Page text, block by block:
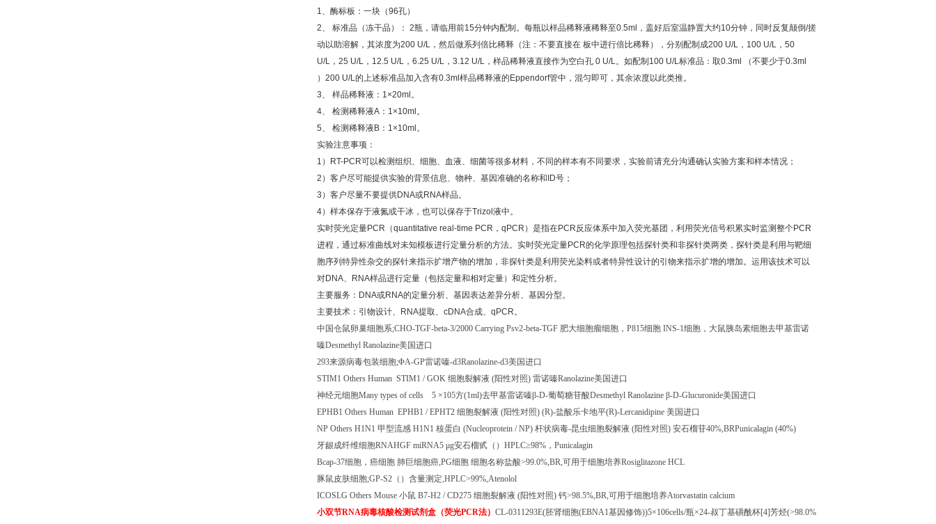
1、酶标板：一块（96孔）
2、 标准品（冻干品）： 2瓶，请临用前15分钟内配制。每瓶以样品稀释液稀释至0.5ml ，盖好后室温静置大约10分钟，同时反复颠倒/搓
动以助溶解，其浓度为200 U/L ，然后做系列倍比稀释（注：不要直接在 板中进行倍比稀释），分别配制成200 U/L ， 100 U/L ， 50
U/L ， 25 U/L ， 12.5 U/L ， 6.25 U/L ， 3.12 U/L ，样品稀释液直接作为空白孔 0 U/L。如配制 100 U/L标准品：取0.3ml （不要少于0.3ml
） 200 U/L的上述标准品加入含有0.3ml 样品稀释液的 Eppendorf管中，混匀即可，其余浓度以此类推。
3、 样品稀释液： 1×20ml 。
4、 检测稀释液A ： 1×10ml 。
5、 检测稀释液 B ： 1×10ml 。
实验注意事项：
1 ） RT-PCR可以检测组织、细胞、血液、细菌等很多材料，不同的样本有不同要求，实验前请充分沟通确认实验方案和样本情况；
2 ）客户尽可能提供实验的背景信息、物种、基因准确的名称和 ID号；
3 ）客户尽量不要提供DNA或RNA样品。
4）样本保存于液氮或干冰，也可以保存于Trizol 液中。
实时荧光定量PCR （quantitative real-time PCR ， qPCR ）是指在PCR反应体系中加入荧光基团，利用荧光信号积累实时监测整个PCR
进程，通过标准曲线对未知模板进行定量分析的方法。实时荧光定量PCR的化学原理包括探针类和非探针类两类，探针类是利用与靶细
胞序列特异性杂交的探针来指示扩增产物的增加，非探针类是利用荧光染料或者特异性设计的引物来指示扩增的增加。运用该技术可以
对DNA、 RNA样品进行定量（包括定量和相对定量）和定性分析。
主要服务： DNA或RNA的定量分析、基因表达差异分析、基因分型。
主要技术：引物设计、
RNA提取、 cDNA合成、 qPCR。
中国仓鼠卵巢细胞系;CHO-TGF-beta-3/2000 Carrying Psv2-beta-TGF 肥大细胞瘤细胞， P815细胞 INS-1细胞，大鼠胰岛素细胞去甲基雷诺
嗪Desmethyl Ranolazine美国进口
293来源病毒包装细胞;ΦA-GP雷诺嗪-d3Ranolazine-d3美国进口
STIM1 Others Human STIM1 / GOK 细胞裂解液 (阳性对照) 雷诺嗪Ranolazine美国进口
神经元细胞Many types of cells 5 ×105方(1ml)去甲基雷诺嗪β-D-葡萄糖苷酸Desmethyl Ranolazine β-D-Glucuronide美国进口
EPHB1 Others Human EPHB1 / EPHT2 细胞裂解液 (阳性对照) (R)-盐酸乐卡地平(R)-Lercanidipine 美国进口
NP Others H1N1 甲型流感 H1N1 核蛋白 (Nucleoprotein / NP) 杆状病毒-昆虫细胞裂解液 (阳性对照) 安石榴苷40%,BRPunicalagin (40%)
牙龈成纤维细胞RNAHGF miRNA5 μg安石榴甙（） HPLC≥98% ， Punicalagin
Bcap-37细胞，癌细胞 肺巨细胞癌,PG细胞 细胞名称盐酸>99.0%,BR,可用于细胞培养Rosiglitazone HCL
豚鼠皮肤细胞;GP-S2 （）含量测定,HPLC>99%,Atenolol
ICOSLG Others Mouse 小鼠 B7-H2 / CD275 细胞裂解液 (阳性对照) 钙>98.5%,BR,可用于细胞培养Atorvastatin calcium
小双节RNA病毒核酸检测试剂盒（荧光PCR法） CL-0311293E(胚肾细胞(EBNA1基因修饰))5×106cells/瓶×24-叔丁基磺酰杯[4]芳烃(>98.0%